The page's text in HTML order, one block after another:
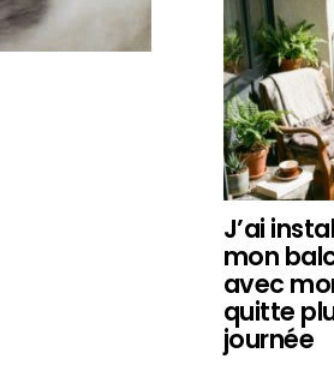
J’ai
mon
avec
quitte
journée